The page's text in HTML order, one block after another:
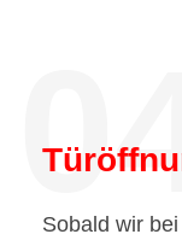
Sobald wir